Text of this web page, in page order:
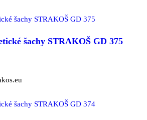
šachy STRAKOŠ GD 375